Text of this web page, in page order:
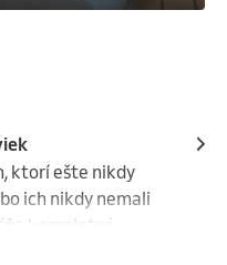
ktorí ešte nikdy
ich nikdy nemali
kompletné
segmentu